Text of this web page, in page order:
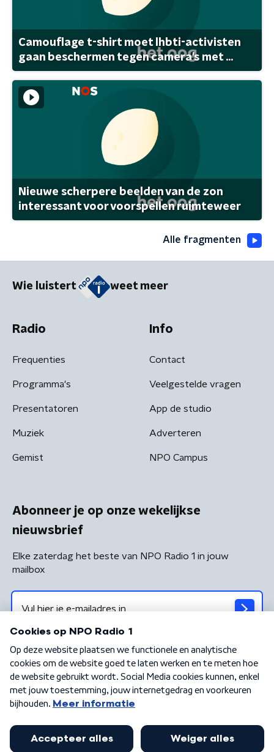
Camouflage t-shirt moet lhbti-activisten
gaan beschermen tegen camera's met ...
Nieuwe scherpere beelden van de zon
interessant voor voorspellen ruimteweer
Alle fragmenten
Wie luistert weet meer
Radio
Frequenties
Programma's
Presentatoren
Muziek
Gemist
Info
Contact
Veelgestelde vragen
App de studio
Adverteren
NPO Campus
Abonneer je op onze wekelijkse
nieuwsbrief
Elke zaterdag het beste van NPO Radio 1 in jouw
mailbox
Algemene voorwaarden